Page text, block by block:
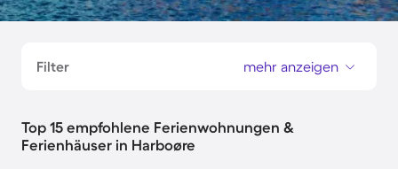
Filter mehr anzeigen
Top 15 empfohlene Ferienwohnungen &
Ferienhäuser in Harboøre